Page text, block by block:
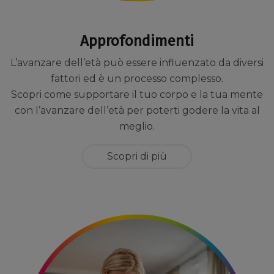
Approfondimenti
L’avanzare dell’età può essere influenzato da diversi
fattori ed è un processo complesso.
Scopri come supportare il tuo corpo e la tua mente
con l’avanzare dell’età per poterti godere la vita al
meglio.
Scopri di più